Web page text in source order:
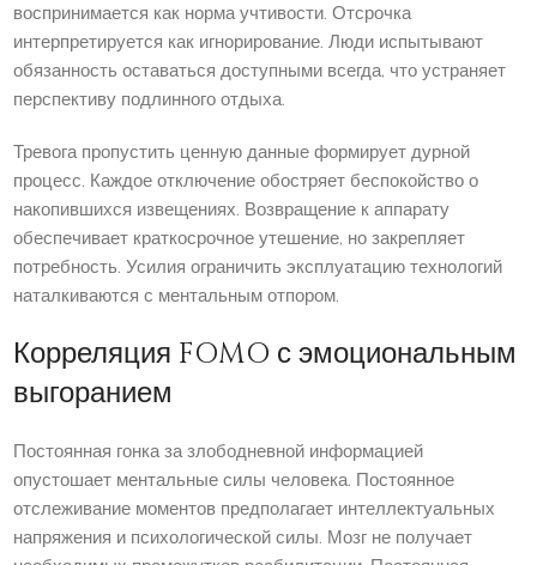
воспринимается как норма учтивости. Отсрочка
интерпретируется как игнорирование. Люди испытывают
обязанность оставаться доступными всегда, что устраняет
перспективу подлинного отдыха.
Тревога пропустить ценную данные формирует дурной
процесс. Каждое отключение обостряет беспокойство о
накопившихся извещениях. Возвращение к аппарату
обеспечивает краткосрочное утешение, но закрепляет
потребность. Усилия ограничить эксплуатацию технологий
наталкиваются с ментальным отпором.
Корреляция FOMO с эмоциональным
выгоранием
Постоянная гонка за злободневной информацией
опустошает ментальные силы человека. Постоянное
отслеживание моментов предполагает интеллектуальных
напряжения и психологической силы. Мозг не получает